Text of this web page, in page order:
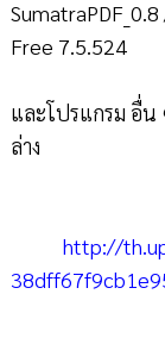
Free 7.5.524
และโปรแกรม อื่น
ล่าง
http://